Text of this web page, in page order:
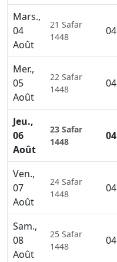
Mars.,
04
Août
21 Safar
1448
Mer.,
05
Août
22 Safar
1448
Jeu.,
06
Août
23 Safar
1448
Ven.,
07
Août
24 Safar
1448
Sam.,
08
Août
25 Safar
1448